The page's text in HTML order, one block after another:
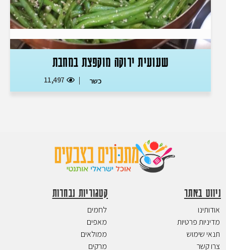
שעועית ירוקה מוקפצת במחבת
כשר 11,497
ניווט באתר
אודותינו
מדיניות פרטיות
תנאי שימוש
צרו קשר
קטגוריות נבחרות
לחמים
מאפים
ממולאים
מרקים